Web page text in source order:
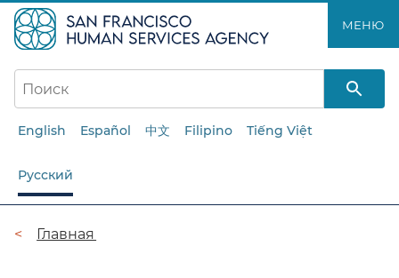
к
основному
содержанию​​
МЕНЮ​​
English Español 中文 Filipino Tiếng Việt
Русский
Цепочка
Главная​​